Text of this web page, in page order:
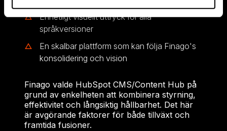
Enhetligt visuellt uttryck för alla
språkversioner
En skalbar plattform som kan följa Finago's
konsolidering och vision
Finago valde HubSpot CMS/Content Hub på
grund av enkelheten att kombinera styrning,
effektivitet och långsiktig hållbarhet. Det här
är avgörande faktorer för både tillväxt och
framtida fusioner.